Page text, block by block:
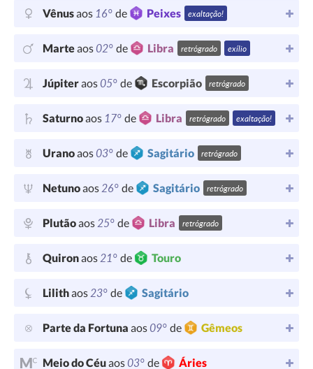
Vênusaos 16° de Peixes exaltação!
Marteaos02° de Libra retrógrado exílio
Júpiteraos05° de Escorpião retrógrado
Saturnoaos 17° de Libra retrógrado exaltação!
Uranoaos03° de Sagitário retrógrado
Netunoaos26° de Sagitário retrógrado
Plutãoaos25° de Libra retrógrado
Quironaos21° de Touro
Lilithaos23° de Sagitário
Parte da Fortuna aos09° de Gêmeos
Meio do Céuaos03° de Áries